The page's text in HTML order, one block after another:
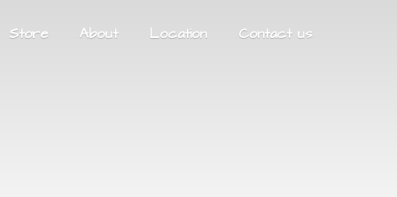
Store About Location Contact us